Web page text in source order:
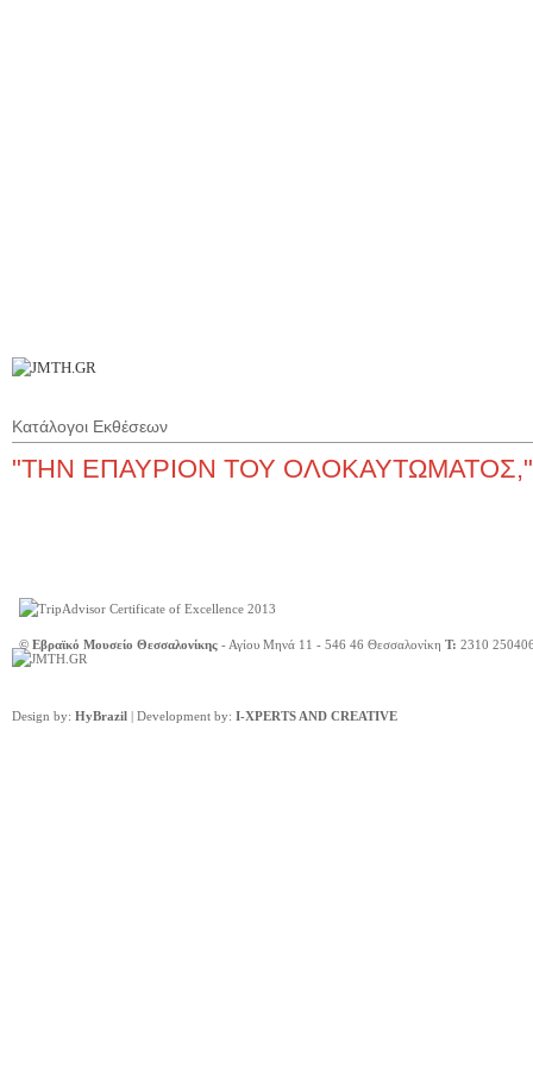
Κατάλογοι Εκθέσεων
"ΤΗΝ ΕΠΑΥΡΙΟΝ ΤΟΥ ΟΛΟΚΑΥΤΩΜΑΤΟΣ,"
© Εβραϊκό Μουσείο Θεσσαλονίκης - Αγίου Μηνά 11 - 546 46 Θεσσαλονίκη Τ: 2310
Design by: HyBrazil | Development by: I-XPERTS AND CREATIVE